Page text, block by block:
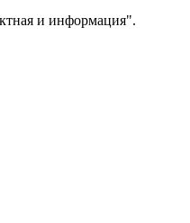
и информация".